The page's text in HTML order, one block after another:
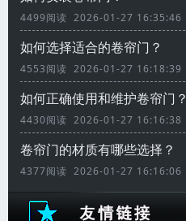
4499阅读 2026-01-27 16:35:46
如何选择适合的卷帘门？
4553阅读 2026-01-27 16:18:39
如何正确使用和维护卷帘门？
4430阅读 2026-01-27 16:16:38
卷帘门的材质有哪些选择？
4377阅读 2026-01-27 16:16:06